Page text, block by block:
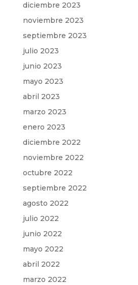
diciembre 2023
noviembre 2023
septiembre 2023
julio 2023
junio 2023
mayo 2023
abril 2023
marzo 2023
enero 2023
diciembre 2022
noviembre 2022
octubre 2022
septiembre 2022
agosto 2022
julio 2022
junio 2022
mayo 2022
abril 2022
marzo 2022